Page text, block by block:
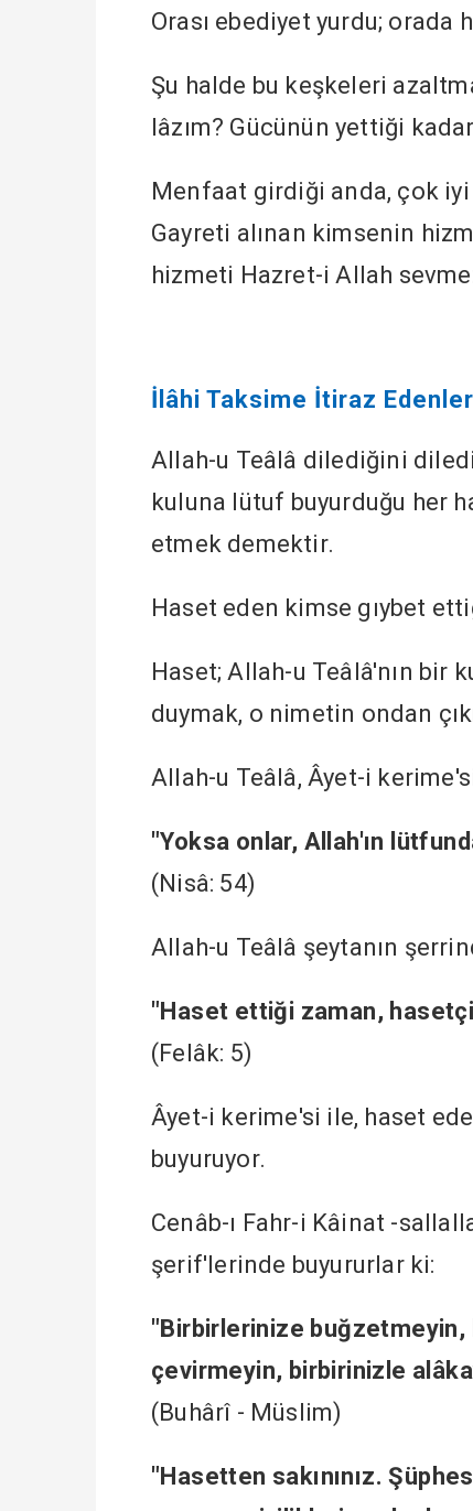
Orası ebediyet yurdu; orada
Şu halde bu keşkeleri
lâzım? Gücünün yettiği
Menfaat girdiği anda, çok
Gayreti alınan kimsenin
hizmeti Hazret-i Allah
İlâhi Taksime İtiraz
Allah-u Teâlâ dilediğini
kuluna lütuf buyurduğu her
etmek demektir.
Haset eden kimse gıybet
Haset; Allah-u Teâlâ'nın bir
duymak, o nimetin ondan
Allah-u Teâlâ, Âyet-i
"Yoksa onlar, Allah'ın
(Nisâ: 54)
Allah-u Teâlâ şeytanın
"Haset ettiği zaman,
(Felâk: 5)
Âyet-i kerime'si ile, haset
buyuruyor.
Cenâb-ı Fahr-i Kâinat -
şerif'lerinde buyururlar ki:
"Birbirlerinize
çevirmeyin, birbirinizle
(Buhârî - Müslim)
"Hasetten sakınınız.